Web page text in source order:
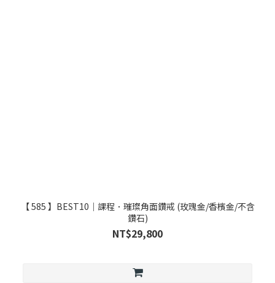
【 585 】BEST10｜課程．璀璨角面鑽戒 (玫瑰金/香檳金/不含
鑽石)
NT$29,800